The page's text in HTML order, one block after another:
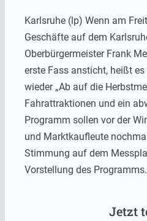
Karlsruhe (lp) Wenn am
Geschäfte auf dem
Oberbürgermeister Frank
erste Fass ansticht, heißt
wieder „Ab auf die
Fahrattraktionen und ein
Programm sollen vor der
und Marktkaufleute
Stimmung auf dem
Vorstellung des Programms.